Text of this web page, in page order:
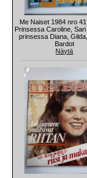
Me Naiset 1984 nro 41
Prinsessa Caroline, Sari
prinsessa Diana,
Bardot
Näytä